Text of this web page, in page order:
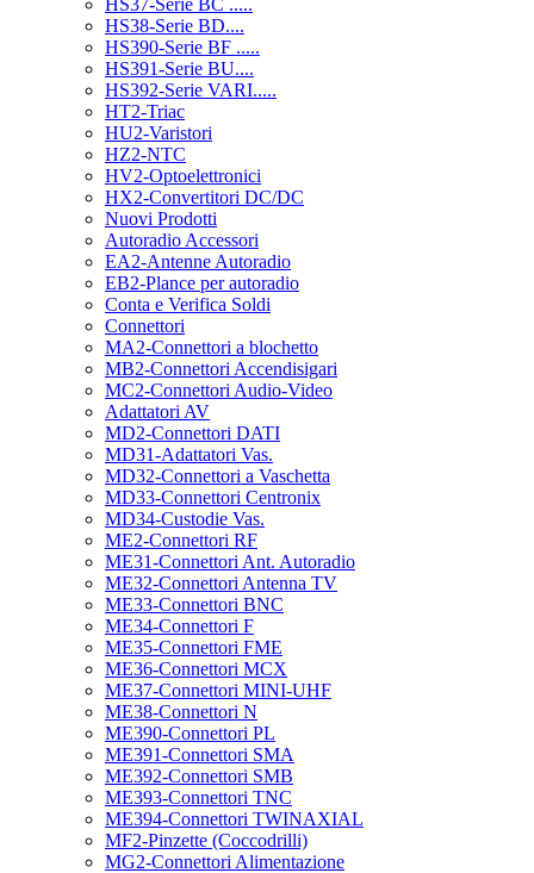
HS37-Serie BC .....
HS38-Serie BD....
HS390-Serie BF .....
HS391-Serie BU....
HS392-Serie VARI.....
HT2-Triac
HU2-Varistori
HZ2-NTC
HV2-Optoelettronici
HX2-Convertitori DC/DC
Nuovi Prodotti
Autoradio Accessori
EA2-Antenne Autoradio
EB2-Plance per autoradio
Conta e Verifica Soldi
Connettori
MA2-Connettori a blochetto
MB2-Connettori Accendisigari
MC2-Connettori Audio-Video
Adattatori AV
MD2-Connettori DATI
MD31-Adattatori Vas.
MD32-Connettori a Vaschetta
MD33-Connettori Centronix
MD34-Custodie Vas.
ME2-Connettori RF
ME31-Connettori Ant. Autoradio
ME32-Connettori Antenna TV
ME33-Connettori BNC
ME34-Connettori F
ME35-Connettori FME
ME36-Connettori MCX
ME37-Connettori MINI-UHF
ME38-Connettori N
ME390-Connettori PL
ME391-Connettori SMA
ME392-Connettori SMB
ME393-Connettori TNC
ME394-Connettori TWINAXIAL
MF2-Pinzette (Coccodrilli)
MG2-Connettori Alimentazione